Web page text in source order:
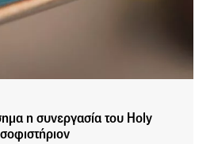
η συνεργασία του Holy